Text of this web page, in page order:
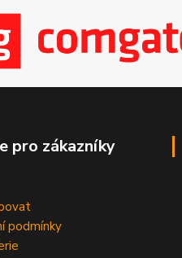
pro zákazníky
podmínky